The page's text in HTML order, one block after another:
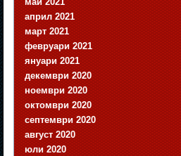
април 2021
март 2021
февруари 2021
януари 2021
декември 2020
ноември 2020
октомври 2020
септември 2020
август 2020
юли 2020